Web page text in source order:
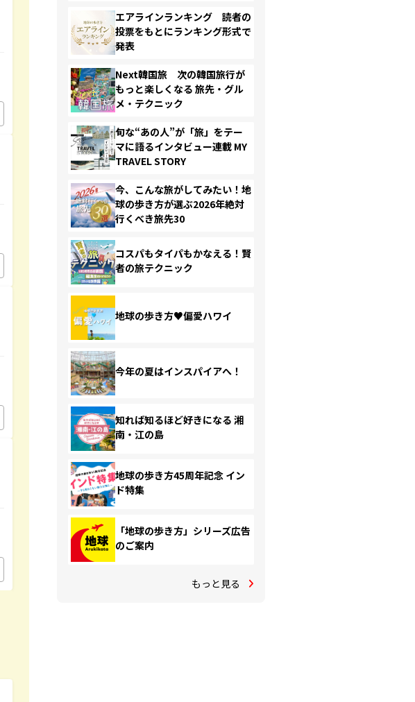
エアラインランキング 読者の
投票をもとにランキング形式で
発表
Next韓国旅 次の韓国旅行が
もっと楽しくなる 旅先・グル
メ・テクニック
旬な“あの人”が「旅」をテー
マに語るインタビュー連載 MY
TRAVEL STORY
今、こんな旅がしてみたい！地
球の歩き方が選ぶ2026年絶対
行くべき旅先30
コスパもタイパもかなえる！賢
者の旅テクニック
地球の歩き方♥偏愛ハワイ
今年の夏はインスパイアへ！
知れば知るほど好きになる 湘
南・江の島
地球の歩き方45周年記念 イン
ド特集
「地球の歩き方」シリーズ広告
のご案内
もっと見る